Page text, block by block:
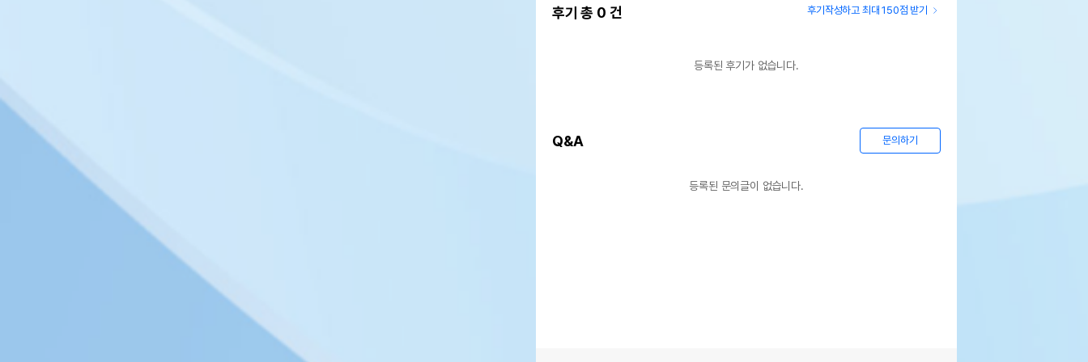
후기 총 0 건 후기작성하고 최대 150점 받기
등록된 후기가 없습니다.
Q&A 문의하기
등록된 문의글이 없습니다.